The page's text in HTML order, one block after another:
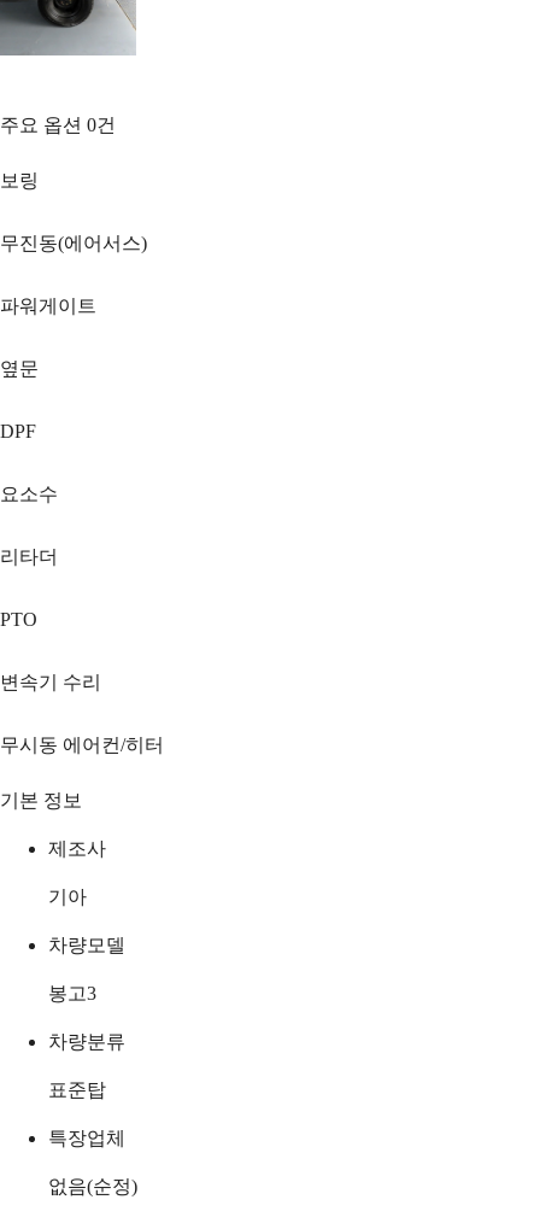
주요 옵션 0건
보링
무진동(에어서스)
파워게이트
옆문
DPF
요소수
리타더
PTO
변속기 수리
무시동 에어컨/히터
기본 정보
제조사
기아
차량모델
봉고3
차량분류
표준탑
특장업체
없음(순정)